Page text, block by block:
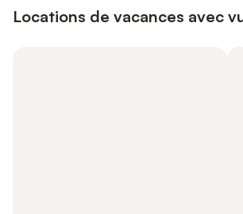
Locations de vacances avec